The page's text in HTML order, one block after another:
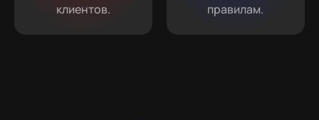
клиентов. правилам.